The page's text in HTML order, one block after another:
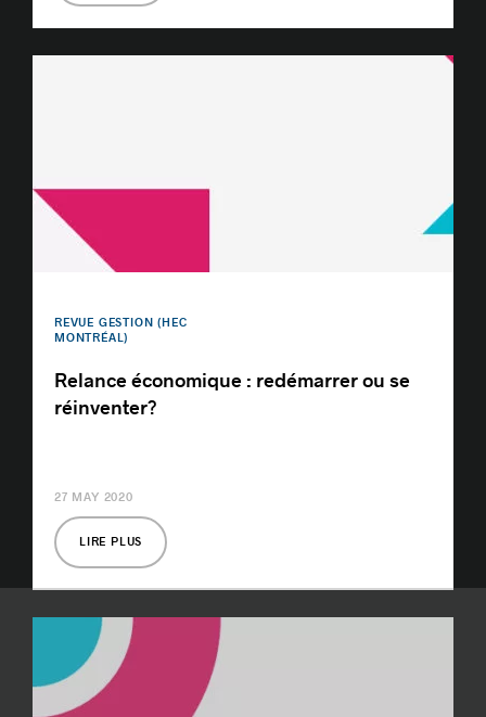
REVUE GESTION (HEC
MONTRÉAL)
Relance économique : redémarrer ou se
réinventer?
LIRE PLUS
27 MAY 2020